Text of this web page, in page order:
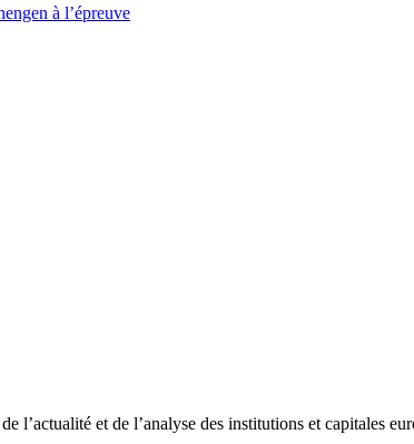
à l’épreuve
l’actualité et de l’analyse des institutions et capitales